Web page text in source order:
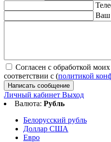
Ваш
Согласен с обработкой
соответствии с (политикой
Написать сообщение
Личный кабинет Выход
Валюта: Рубль
Белорусский рубль
Доллар США
Евро